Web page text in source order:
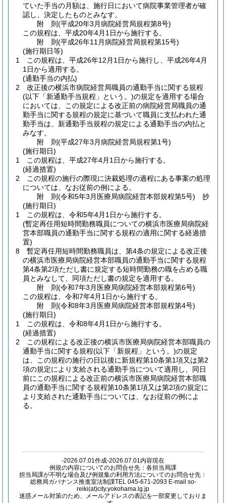
ていた手当の月額は、施行日において病院事業管理者が確
認し、決定したものとみなす。
附 則(平成20年3月病院経営局規程第8号)
この規程は、平成20年4月1日から施行する。
附 則(平成26年11月病院経営局規程第15号)
(施行期日等)
1
この規程は、平成26年12月1日から施行し、平成26年4月
1日から適用する。
(通勤手当の内払)
2
改正後の横浜市病院経営局職員の通勤手当に関する規程
(以下「新通勤手当規程」という。)の規定を適用する場合
においては、この規定による改正前の病院経営局職員の通
勤手当に関する規程の規定に基づいて職員に支払われた通
勤手当は、新通勤手当規程の規定による通勤手当の内払と
みなす。
附 則(平成27年3月病院経営局規程第1号)
(施行期日)
1
この規程は、平成27年4月1日から施行する。
(経過措置)
2
この規程の施行の際現に決裁処理の過程にある事案の処理
については、なお従前の例による。
附 則(令和5年3月 医療局病院経営本部規程第5号) 抄
(施行期日)
1
この規程は、令和5年4月1日から施行する。
(暫定再任用短時間勤務職員についての横浜市医療局病院経
営本部職員の通勤手当に関する規程の適用に関する経過措
置)
8
暫定再任用短時間勤務職員は、第4条の規定による改正後
の横浜市医療局病院経営本部職員の通勤手当に関する規程
第4条第2項ただし書に規定する短時間勤務の職を占める職
員とみなして、同項ただし書の規定を適用する。
附 則(令和7年3月 医療局病院経営本部規程第6号)
この規程は、令和7年4月1日から施行する。
附 則(令和8年3月 医療局病院経営本部規程第4号)
(施行期日)
1
この規程は、令和8年4月1日から施行する。
(経過措置)
2
この規程による改正後の横浜市医療局病院経営本部職員の
通勤手当に関する規程(以下「新規程」という。)の規定
は、この規程の施行の日以後に新規程第10条第1項又は第2
項の規定により支給される通勤手当について適用し、同日
前にこの規程による改正前の横浜市医療局病院経営本部職
員の通勤手当に関する規程第10条第1項又は第2項の規定に
より支給された通勤手当については、なお従前の例によ
る。
-2026.07.01作成-2026.07.01内容現在
例規の内容についてのお問合せ先：各担当局課
担当局課が不明な場合及び例規集の利用方法についてのお問合せ先：
総務局ガバナンス推進室法制課TEL 045-671-2093 E-mail so-
reiki(at)city.yokohama.lg.jp
迷惑メール対策のため、メールアドレスの表記を一部変更しておりま